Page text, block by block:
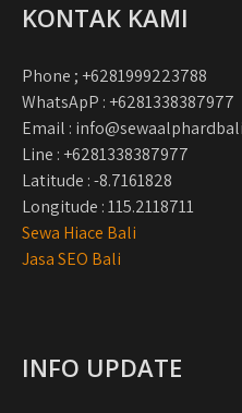
KONTAK KAMI
Phone ; +6281999223788
WhatsApP : +6281338387977
Email :
Line : +6281338387977
Latitude : -8.7161828
Longitude : 115.2118711
Sewa Hiace Bali
Jasa SEO Bali
INFO UPDATE